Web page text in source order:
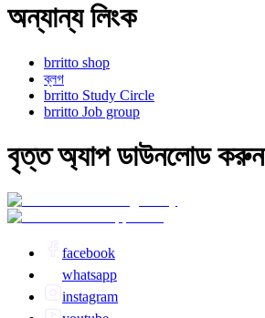
অন্যান্য লিংক
brritto shop
ব্লগ
brritto Study Circle
brritto Job group
বৃত্ত অ্যাপ ডাউনলোড করুন
facebook
whatsapp
instagram